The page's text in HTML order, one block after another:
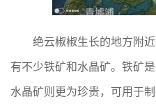
绝云椒椒生长的地方附
有不少铁矿和水晶矿。铁矿
水晶矿则更为珍贵，可用于